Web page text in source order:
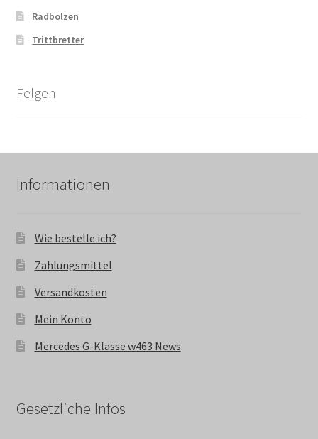
Radbolzen
Trittbretter
Felgen
Informationen
Wie bestelle ich?
Zahlungsmittel
Versandkosten
Mein Konto
Mercedes G-Klasse w463 News
Gesetzliche Infos